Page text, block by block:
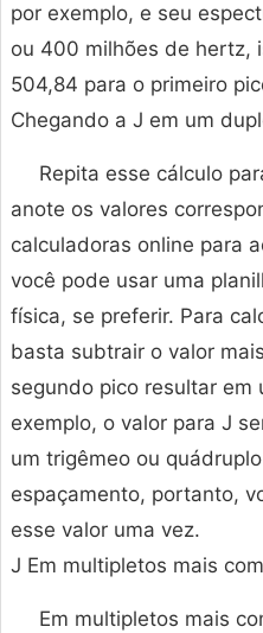
por exemplo, e seu
ou 400 milhões de hertz,
504,84 para o primeiro
Chegando a J em um
Repita esse cálculo
anote os valores
calculadoras online para
você pode usar uma
física, se preferir. Para
basta subtrair o valor
segundo pico resultar em
exemplo, o valor para J
um trigêmeo ou
espaçamento, portanto,
esse valor uma vez.
J Em multipletos mais
Em multipletos mais